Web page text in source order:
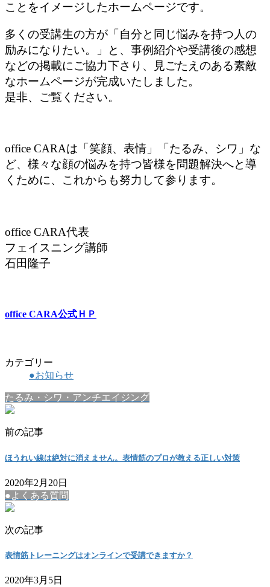
ことをイメージしたホームページです。
多くの受講生の方が「自分と同じ悩みを持つ人の
励みになりたい。」と、事例紹介や受講後の感想
などの掲載にご協力下さり、見ごたえのある素敵
なホームページが完成いたしました。
是非、ご覧ください。
office CARAは「笑顔、表情」「たるみ、シワ」な
ど、様々な顔の悩みを持つ皆様を問題解決へと導
くために、これからも努力して参ります。
office CARA代表
フェイスニング講師
石田隆子
office CARA公式ＨＰ
カテゴリー
●お知らせ
たるみ・シワ・アンチエイジング
前の記事
ほうれい線は絶対に消えません。表情筋のプロが教える正しい対策
2020年2月20日
●よくある質問
次の記事
表情筋トレーニングはオンラインで受講できますか？
2020年3月5日